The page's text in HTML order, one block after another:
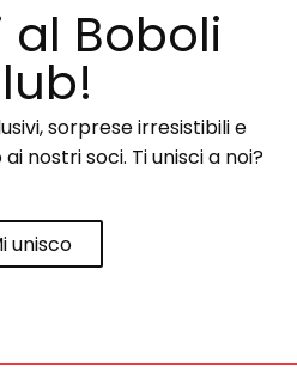
al Boboli
sorprese irresistibili e
nostri soci. Ti unisci a noi?
unisco